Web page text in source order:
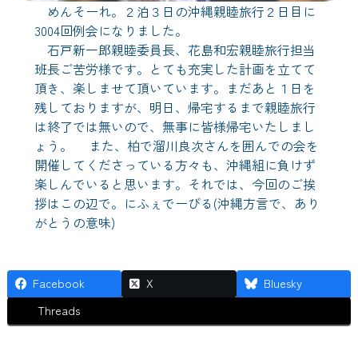
めんそーれ。２泊３日の沖縄親睦旅行２日目に
3004回例会になりました。
石戸新一郎親睦委員長、花島和宏親睦旅行担当
班長ご苦労様です。とても充実した計画を立てて
頂き、楽しませて頂いています。まだあと１日を
残しておりますが、明日、帰宅するまで親睦旅行
は終了では無いので、無事に皆様帰宅いたしまし
ょう。 また、柏で溜川良次さんを囲んでの会を
開催してくださっている方々も、沖縄組に負けず
楽しんでいると思います。それでは、今回のご挨
拶はこの辺で。にふぇでーびる(沖縄方言で、あり
がとうの意味)
Facebook X
Bluesky
Threads